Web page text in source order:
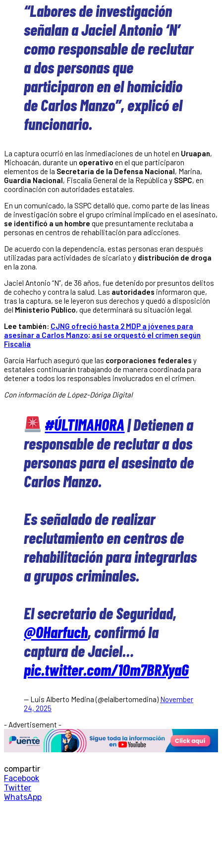
“Labores de investigación
señalan a Jaciel Antonio ‘N’
como responsable de reclutar
a dos personas que
participaron en el homicidio
de Carlos Manzo”, explicó el
funcionario.
La captura ocurrió en las inmediaciones de un hotel en Uruapan,
Michoacán, durante un operativo en el que participaron
elementos de la Secretaría de la Defensa Nacional, Marina,
Guardia Nacional, Fiscalía General de la República y SSPC, en
coordinación con autoridades estatales.
En un comunicado, la SSPC detalló que, como parte de las líneas
de investigación sobre el grupo criminal implicado en el asesinato,
se identificó a un hombre que presuntamente reclutaba a
personas en centros de rehabilitación para adicciones.
De acuerdo con la dependencia, estas personas eran después
utilizadas para actividades de sicariato y distribución de droga
en la zona.
Jaciel Antonio “N”, de 36 años, fue detenido por presuntos delitos
de cohecho y contra la salud. Las autoridades informaron que,
tras la captura, se le leyeron sus derechos y quedó a disposición
del Ministerio Público, que determinará su situación legal.
Lee también: CJNG ofreció hasta 2 MDP a jóvenes para
asesinar a Carlos Manzo; así se orquestó el crimen según
Fiscalía
García Harfuch aseguró que las corporaciones federales y
estatales continuarán trabajando de manera coordinada para
detener a todos los responsables involucrados en el crimen.
Con información de López-Dóriga Digital
#ÚLTIMAHORA| Detienen a
responsable de reclutar a dos
personas para el asesinato de
Carlos Manzo.
Es señalado de realizar
reclutamiento en centros de
rehabilitación para integrarlas
a grupos criminales.
El secretario de Seguridad,
@OHarfuch, confirmó la
captura de Jaciel…
pic.twitter.com/1Om7BRXyaG
— Luis Alberto Medina (@elalbertomedina) November
24, 2025
- Advertisement -
compartir
Facebook
Twitter
WhatsApp